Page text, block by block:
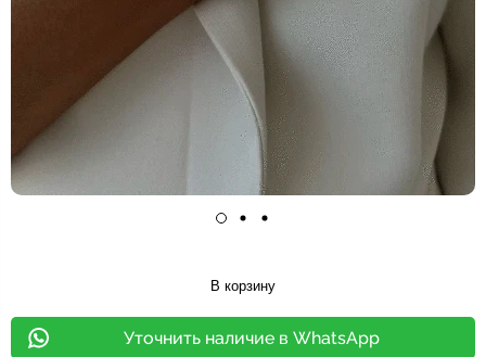
В корзину
Уточнить наличие в WhatsApp